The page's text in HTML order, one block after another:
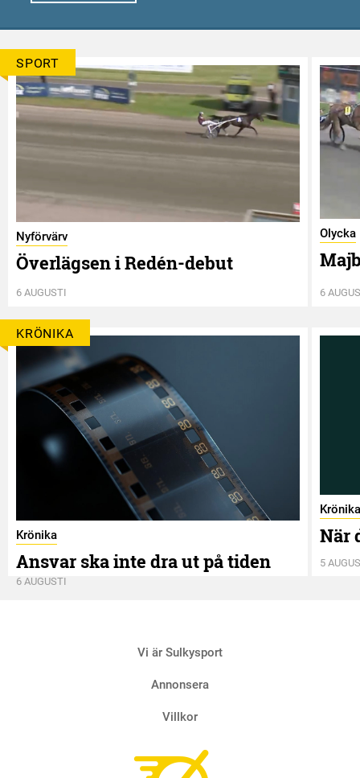
SPORT
Nyförvärv
Överlägsen i Redén-debut
6 AUGUSTI
Olycka
6
KRÖNIKA
Krönika
Ansvar ska inte dra ut på tiden
6 AUGUSTI
Krönika
När
5
Vi är Sulkysport
Annonsera
Villkor